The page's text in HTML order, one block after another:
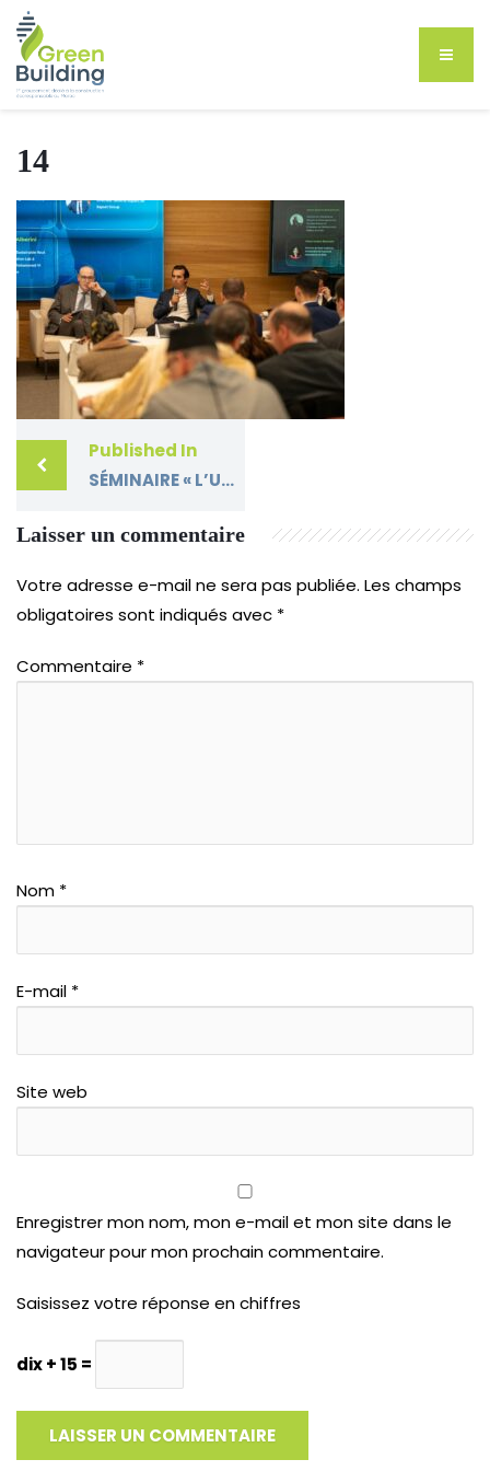
14
Published In
SÉMINAIRE « L’URBANISME AUGMENTÉ AU MAROC : COMMENT ALLIER INNOVATION ET DURABILITÉ ?
Laisser un commentaire
Votre adresse e-mail ne sera pas publiée. Les champs
obligatoires sont indiqués avec *
Commentaire *
Nom *
E-mail *
Site web
Enregistrer mon nom, mon e-mail et mon site dans le
navigateur pour mon prochain commentaire.
Saisissez votre réponse en chiffres
dix + 15 =